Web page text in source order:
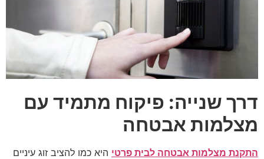
דרך שנייה: פיקוח מתמיד עם
מצלמות אבטחה
התקנת מצלמות אבטחה לבית פרטי היא כמו להציב זוג עיניים